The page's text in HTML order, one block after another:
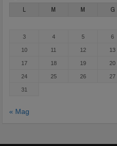
L M M G
3 4 5 6
10 11 12 13
17 18 19 20
24 25 26 27
31
« Mag